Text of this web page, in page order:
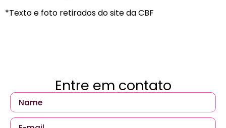
*Texto e foto retirados do site da CBF
Entre em contato